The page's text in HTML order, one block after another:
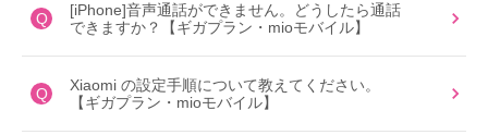
Q
[iPhone]音声通話ができません。どうしたら通話
できますか？【ギガプラン・mioモバイル】
Q
Xiaomi の設定手順について教えてください。
【ギガプラン・mioモバイル】